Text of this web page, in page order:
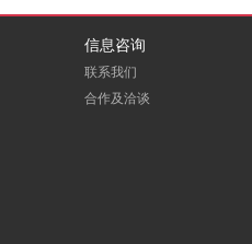
信息咨询
联系我们
合作及洽谈